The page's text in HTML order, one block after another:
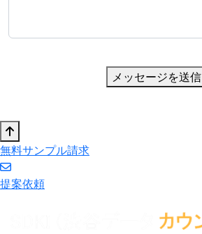
メッセージを送信
無料サンプル請求
提案依頼